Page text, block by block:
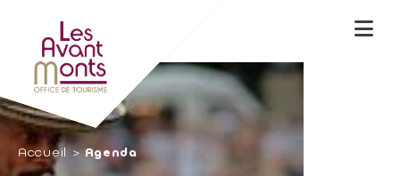
Accueil Agenda